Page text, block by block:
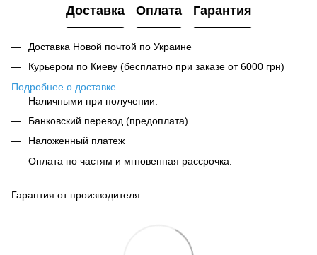
Доставка Оплата Гарантия
Доставка Новой почтой по Украине
Курьером по Киеву (бесплатно при заказе от 6000 грн)
Подробнее о доставке
Наличными при получении.
Банковский перевод (предоплата)
Наложенный платеж
Оплата по частям и мгновенная рассрочка.
Гарантия от производителя